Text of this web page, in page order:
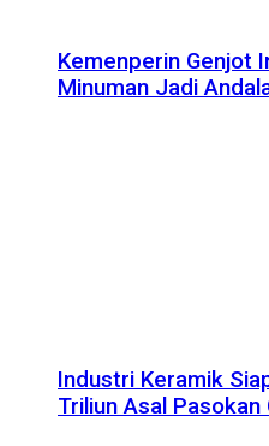
Kemenperin Genjot
Minuman Jadi
Industri Keramik
Triliun Asal Pasokan